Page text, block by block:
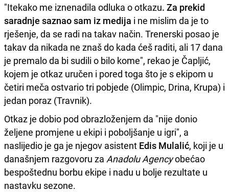
"Itekako me iznenadila odluka o otkazu. Za prekid
saradnje saznao sam iz medija i ne mislim da je to
rješenje, da se radi na takav način. Trenerski posao je
takav da nikada ne znaš do kada ćeš raditi, ali 17 dana
je premalo da bi sudili o bilo kome", rekao je Čapljić,
kojem je otkaz uručen i pored toga što je s ekipom u
četiri meča ostvario tri pobjede (Olimpic, Drina, Krupa) i
jedan poraz (Travnik).
Otkaz je dobio pod obrazloženjem da "nije donio
željene promjene u ekipi i poboljšanje u igri", a
naslijedio je ga je njegov asistent Edis Mulalić, koji je u
današnjem razgovoru za Anadolu Agencyobećao
bespoštednu borbu ekipe i nadu u bolje rezultate u
nastavku sezone.